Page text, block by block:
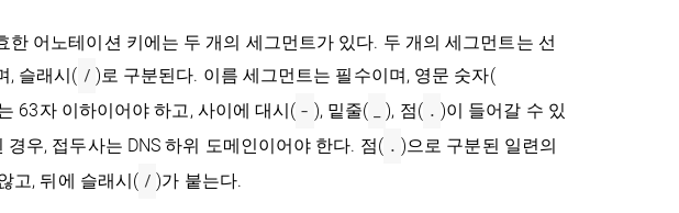
어노테이션 키에는 두 개의 세그먼트가 있다. 두 개의 세그먼트는 선
, 슬래시( / )로 구분된다. 이름 세그먼트는 필수이며, 영문 숫자(
63자 이하이어야 하고, 사이에 대시( - ), 밑줄( ), 점( . )이 들어갈 수 있
우, 접두사는 DNS 하위 도메인이어야 한다. 점( . )으로 구분된 일련의
고, 뒤에 슬래시( / )가 붙는다.